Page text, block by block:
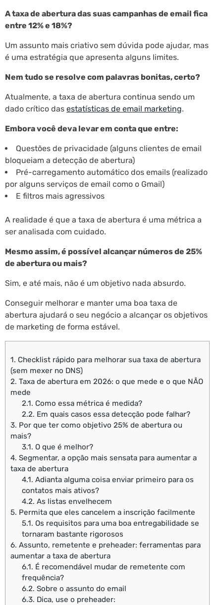
A taxa de abertura das suas campanhas de email fica
entre 12% e 18%?
Um assunto mais criativo sem dúvida pode ajudar, mas
é uma estratégia que apresenta alguns limites.
Nem tudo se resolve com palavras bonitas, certo?
Atualmente, a taxa de abertura continua sendo um
dado crítico das estatísticas de email marketing.
Embora você deva levar em conta que entre:
Questões de privacidade (alguns clientes de email
bloqueiam a detecção de abertura)
Pré-carregamento automático dos emails (realizado
por alguns serviços de email como o Gmail)
E filtros mais agressivos
A realidade é que a taxa de abertura é uma métrica a
ser analisada com cuidado.
Mesmo assim, é possível alcançar números de 25%
de abertura ou mais?
Sim, e até mais, não é um objetivo nada absurdo.
Conseguir melhorar e manter uma boa taxa de
abertura ajudará o seu negócio a alcançar os objetivos
de marketing de forma estável.
1. Checklist rápido para melhorar sua taxa de abertura
(sem mexer no DNS)
2. Taxa de abertura em 2026: o que mede e o que NÃO
mede
2.1. Como essa métrica é medida?
2.2. Em quais casos essa detecção pode falhar?
3. Por que ter como objetivo 25% de abertura ou
mais?
3.1. O que é melhor?
4. Segmentar, a opção mais sensata para aumentar a
taxa de abertura
4.1. Adianta alguma coisa enviar primeiro para os
contatos mais ativos?
4.2. As listas envelhecem
5. Permita que eles cancelem a inscrição facilmente
5.1. Os requisitos para uma boa entregabilidade se
tornaram bastante rigorosos
6. Assunto, remetente e preheader: ferramentas para
aumentar a taxa de abertura
6.1. É recomendável mudar de remetente com
frequência?
6.2. Sobre o assunto do email
6.3. Dica, use o preheader: